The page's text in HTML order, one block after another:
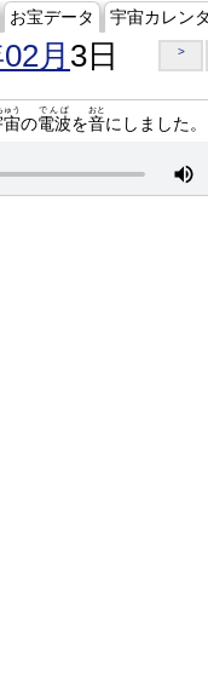
お宝データ 宇宙カレン
月 3日 >
宙
ゅう
の電波
でんぱ
を音
おと
にしました。